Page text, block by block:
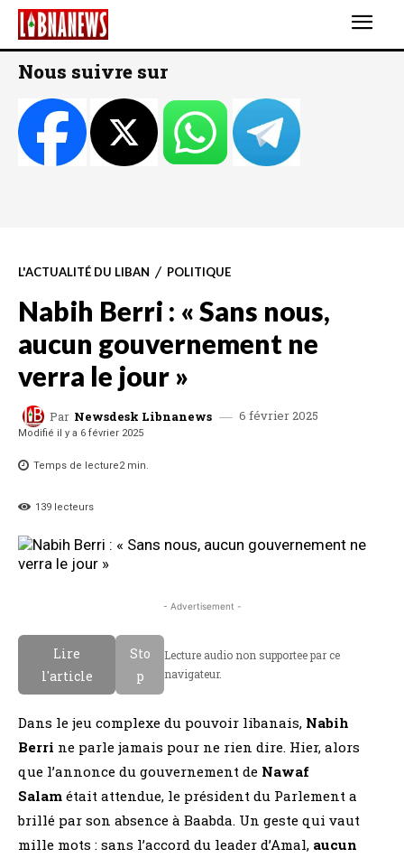
Nous suivre sur
L'ACTUALITÉ DU LIBAN POLITIQUE
Nabih Berri : « Sans nous,
aucun gouvernement ne
verra le jour »
Par Newsdesk Libnanews 6 février 2025
Modifié il y a 6 février 2025
Temps de lecture2min.
139 lecteurs
- Advertisement -
Lire
l'article
Sto
p
Lecture audio non supportee par ce
navigateur.
Dans le jeu complexe du pouvoir libanais, Nabih
Berri ne parle jamais pour ne rien dire. Hier, alors
que l’annonce du gouvernement de Nawaf
Salam était attendue, le président du Parlement a
brillé par son absence à Baabda. Un geste qui vaut
mille mots : sans l’accord du leader d’Amal, aucun